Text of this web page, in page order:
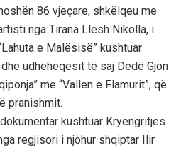
86 vjeçare, shkëlqeu me
nga Tirana Llesh Nikolla, i
e Malësisë” kushtuar
udhëheqësit të saj Dedë Gjon
me “Vallen e Flamurit”, që
pranishmit.
kushtuar Kryengritjes
regjisori i njohur shqiptar Ilir